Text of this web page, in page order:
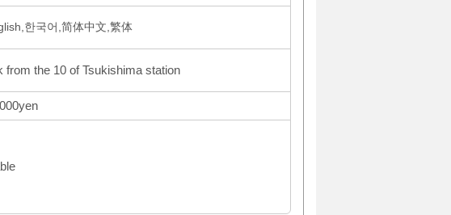
한국어,简体中文,繁体
from the 10 of Tsukishima station